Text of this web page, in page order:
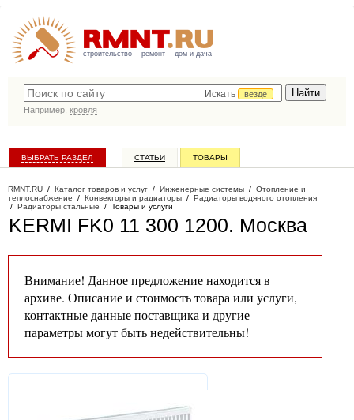
строительство ремонт дом и дача
Искать
везде
Например, кровля
ВЫБРАТЬ РАЗДЕЛ СТАТЬИ ТОВАРЫ
RMNT.RU / Каталог товаров и услуг / Инженерные системы / Отопление и
теплоснабжение / Конвекторы и радиаторы / Радиаторы водяного отопления
/ Радиаторы стальные / Товары и услуги
KERMI FK0 11 300 1200. Москва
Внимание! Данное предложение находится в
архиве. Описание и стоимость товара или услуги,
контактные данные поставщика и другие
параметры могут быть недействительны!